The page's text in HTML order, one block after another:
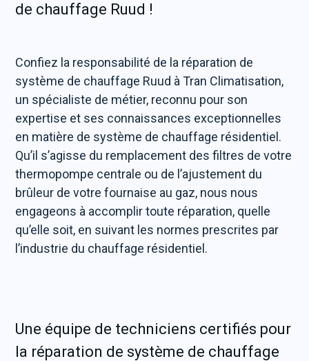
de chauffage Ruud !
Confiez la responsabilité de la réparation de
système de chauffage Ruud à Tran Climatisation,
un spécialiste de métier, reconnu pour son
expertise et ses connaissances exceptionnelles
en matière de système de chauffage résidentiel.
Qu’il s’agisse du remplacement des filtres de votre
thermopompe centrale ou de l’ajustement du
brûleur de votre fournaise au gaz, nous nous
engageons à accomplir toute réparation, quelle
qu’elle soit, en suivant les normes prescrites par
l’industrie du chauffage résidentiel.
Une équipe de techniciens certifiés pour
la réparation de système de chauffage